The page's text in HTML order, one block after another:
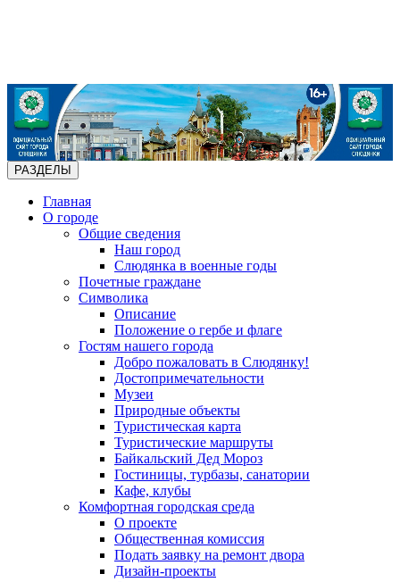
РАЗДЕЛЫ
Главная
О городе
Общие сведения
Наш город
Слюдянка в военные годы
Почетные граждане
Символика
Описание
Положение о гербе и флаге
Гостям нашего города
Добро пожаловать в Слюдянку!
Достопримечательности
Музеи
Природные объекты
Туристическая карта
Туристические маршруты
Байкальский Дед Мороз
Гостиницы, турбазы, санатории
Кафе, клубы
Комфортная городская среда
О проекте
Общественная комиссия
Подать заявку на ремонт двора
Дизайн-проекты